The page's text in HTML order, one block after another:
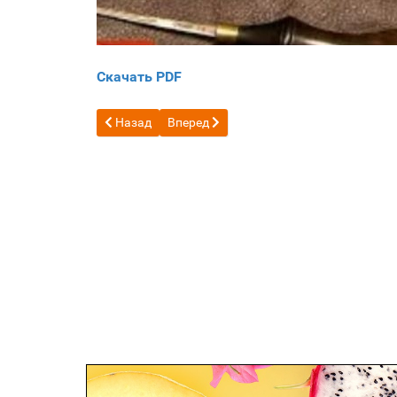
Скачать PDF
Предыдущий: Бесплатная выкройка Мини-
Назад Следующий: Бесплатная выкройка
Вперед